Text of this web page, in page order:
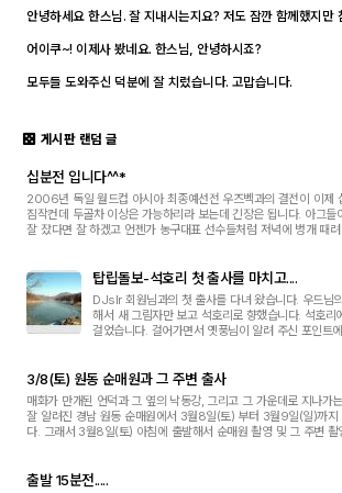
이제 제가 그 나이가 되버렸습니다^^..
안녕하세요 한스님. 잘 지내시는지요? 저도 잠깐 함께했지만
어이쿠~! 이제사 봤네요. 한스님, 안녕하시죠?
모두들 도와주신 덕분에 잘 치렀습니다. 고맙습니다.
게시판 랜덤 글
십분전 입니다^^*
2006년 독일 월드컵 아시아 최종예선전 우즈벡과의 결전이 이제
짐작컨데 두골차 이상은 가능하리라 보는데 긴장은 됩니다. 아그들
잘 잤다면 잘 하겠고 언젠가 농구대표 선수들처럼 저녁에 벙개 때
탑립돌보-석호리 첫 출사를 마치고....
DJslr 회원님과의 첫 출사를 다녀 왔습니다. 우드님
해서 새 그림자만 보고 석호리로 향했습니다. 석호리
걸었습니다. 걸어가면서 옛풍님이 알려 주신 포인트
3/8(토) 원동 순매원과 그 주변 출사
매화가 만개된 언덕과 그 옆의 낙동강, 그리고 그 가운데로 지나가
잘 알려진 경남 원동 순매원에서 3월8일(토) 부터 3월9일(일)까지
다. 그래서 3월8일(토) 아침에 출발해서 순매원 촬영 및 그 주변 촬
출발 15분전.....